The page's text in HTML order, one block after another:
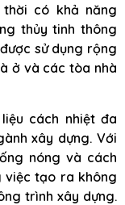
có khả năng
thủy tinh thông
sử dụng rộng
ở và các tòa nhà
cách nhiệt đa
xây dựng. Với
nóng và cách
việc tạo ra không
trình xây dựng.